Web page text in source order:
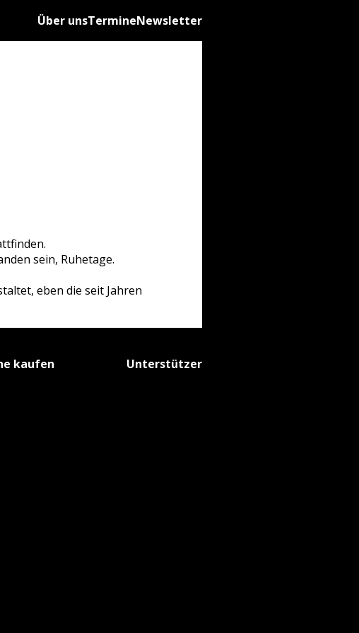
Über unsTermineNewsletter
sein, Ruhetage.
eben die seit Jahren
kaufen Unterstützer